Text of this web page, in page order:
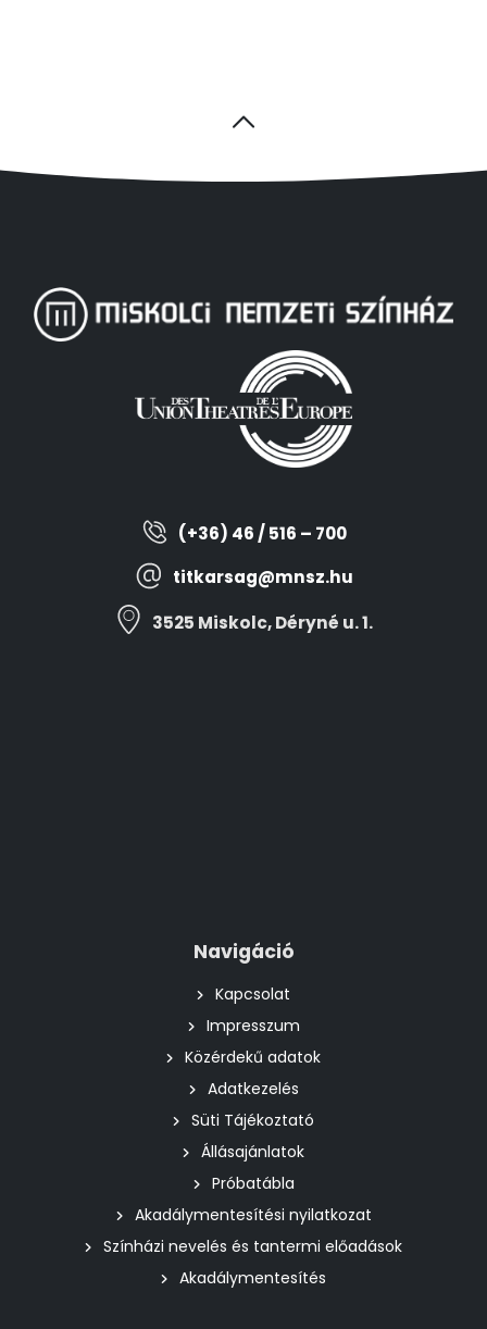
(+36) 46 / 516 – 700
titkarsag@mnsz.hu
3525 Miskolc, Déryné u. 1.
Navigáció
Kapcsolat
Impresszum
Közérdekű adatok
Adatkezelés
Süti Tájékoztató
Állásajánlatok
Próbatábla
Akadálymentesítési nyilatkozat
Színházi nevelés és tantermi előadások
Akadálymentesítés